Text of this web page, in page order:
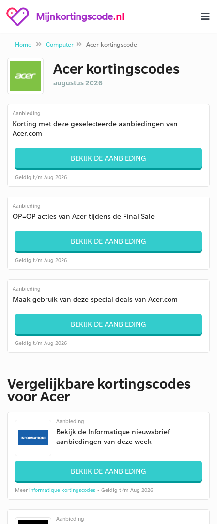
Mijnkortingscode.nl
Home Computer Acer kortingscode
Acer kortingscodes
augustus 2026
Aanbieding
Korting met deze geselecteerde aanbiedingen van
Acer.com
BEKIJK DE AANBIEDING
Geldig t/m Aug 2026
Aanbieding
OP=OP acties van Acer tijdens de Final Sale
BEKIJK DE AANBIEDING
Geldig t/m Aug 2026
Aanbieding
Maak gebruik van deze special deals van Acer.com
BEKIJK DE AANBIEDING
Geldig t/m Aug 2026
Vergelijkbare kortingscodes
voor Acer
Aanbieding
Bekijk de Informatique nieuwsbrief
aanbiedingen van deze week
BEKIJK DE AANBIEDING
Meer informatique kortingscodes • Geldig t/m Aug 2026
Aanbieding